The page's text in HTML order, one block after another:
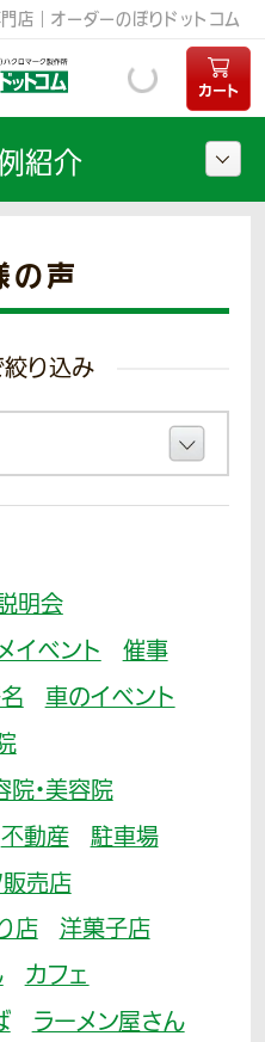
店｜オーダーのぼりドットコム
カート
の声
り込み
明会
イベント
催事
車のイベント
院・美容院
不動産
駐車場
売店
店
洋菓子店
カフェ
ラーメン屋さん
紹介